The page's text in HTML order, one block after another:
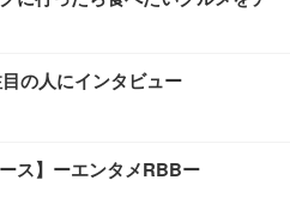
の人にインタビュー
ス】ーエンタメRBBー